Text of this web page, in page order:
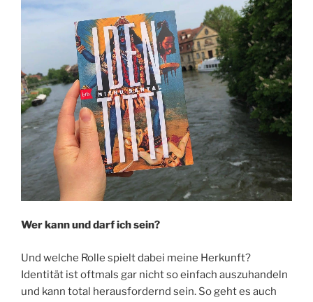
Wer kann und darf ich sein?
Und welche Rolle spielt dabei meine Herkunft?
Identität ist oftmals gar nicht so einfach auszuhandeln
und kann total herausfordernd sein. So geht es auch